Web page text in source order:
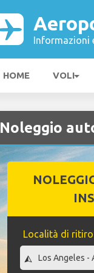
Informazioni
HOME VOLI
Noleggio
Località di ritiro